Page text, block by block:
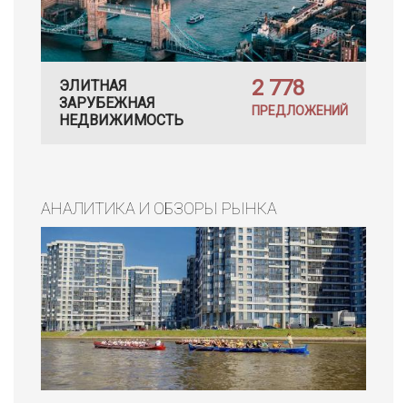
ЭЛИТНАЯ
ЗАРУБЕЖНАЯ
НЕДВИЖИМОСТЬ
2 778
ПРЕДЛОЖЕНИЙ
АНАЛИТИКА И ОБЗОРЫ РЫНКА